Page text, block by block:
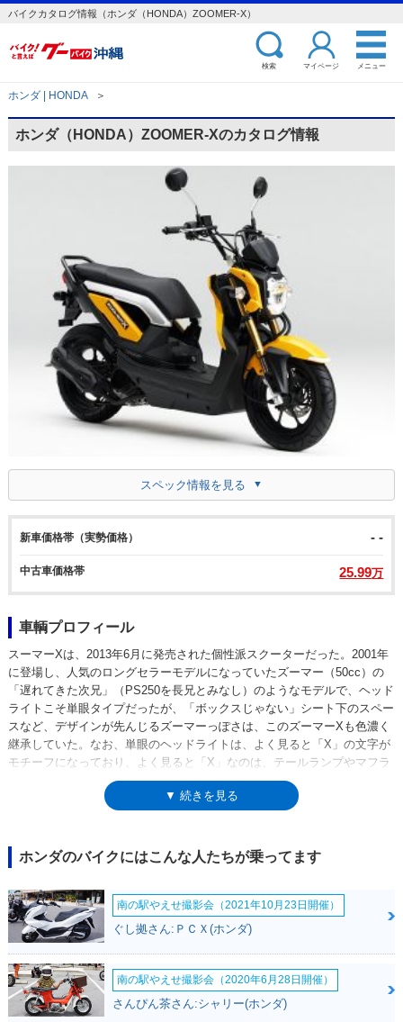
バイクカタログ情報（ホンダ（HONDA）ZOOMER-X）
検索 マイページ メニュー
ホンダ | HONDA ＞
ホンダ（HONDA）ZOOMER-Xのカタログ情報
スペック情報を見る
新車価格帯（実勢価格） - -
中古車価格帯 25.99万
車輌プロフィール
スーマーXは、2013年6月に発売された個性派スクーターだった。2001年
に登場し、人気のロングセラーモデルになっていたズーマー（50cc）の
「遅れてきた次兄」（PS250を長兄とみなし）のようなモデルで、ヘッド
ライトこそ単眼タイプだったが、「ボックスじゃない」シート下のスペー
スなど、デザインが先んじるズーマーっぽさは、このズーマーXも色濃く
継承していた。なお、単眼のヘッドライトは、よく見ると「X」の文字が
モチーフになっており、よく見ると「X」なのは、テールランプやマフラ
ープロテクター、バックミラーなども同様だった。エンジンは、排気量
107ccの空冷4スト単気筒で、ブレーキは前後ともディスク式。フロント
をうけることなく販売され、2017年の排出ガス規制強化を前に、ライン
ナップから姿を消した。
▼ 続きを見る
ホンダのバイクにはこんな人たちが乗ってます
南の駅やえせ撮影会（2021年10月23日開催）
ぐし拠さん:ＰＣＸ(ホンダ)
南の駅やえせ撮影会（2020年6月28日開催）
さんぴん茶さん:シャリー(ホンダ)